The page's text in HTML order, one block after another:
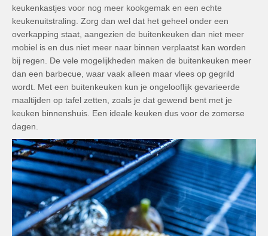
keukenkastjes voor nog meer kookgemak en een echte
keukenuitstraling. Zorg dan wel dat het geheel onder een
overkapping staat, aangezien de buitenkeuken dan niet meer
mobiel is en dus niet meer naar binnen verplaatst kan worden
bij regen. De vele mogelijkheden maken de buitenkeuken meer
dan een barbecue, waar vaak alleen maar vlees op gegrild
wordt. Met een buitenkeuken kun je ongelooflijk gevarieerde
maaltijden op tafel zetten, zoals je dat gewend bent met je
keuken binnenshuis. Een ideale keuken dus voor de zomerse
dagen.